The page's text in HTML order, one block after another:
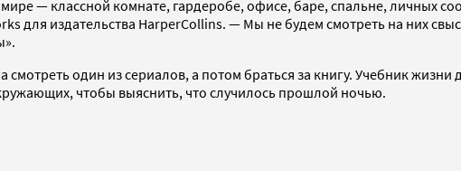
— классной комнате, гардеробе, офисе, баре, спальне, личных
для издательства HarperCollins. — Мы не будем смотреть на них
смотреть один из сериалов, а потом браться за книгу. Учебник
чтобы выяснить, что случилось прошлой ночью.